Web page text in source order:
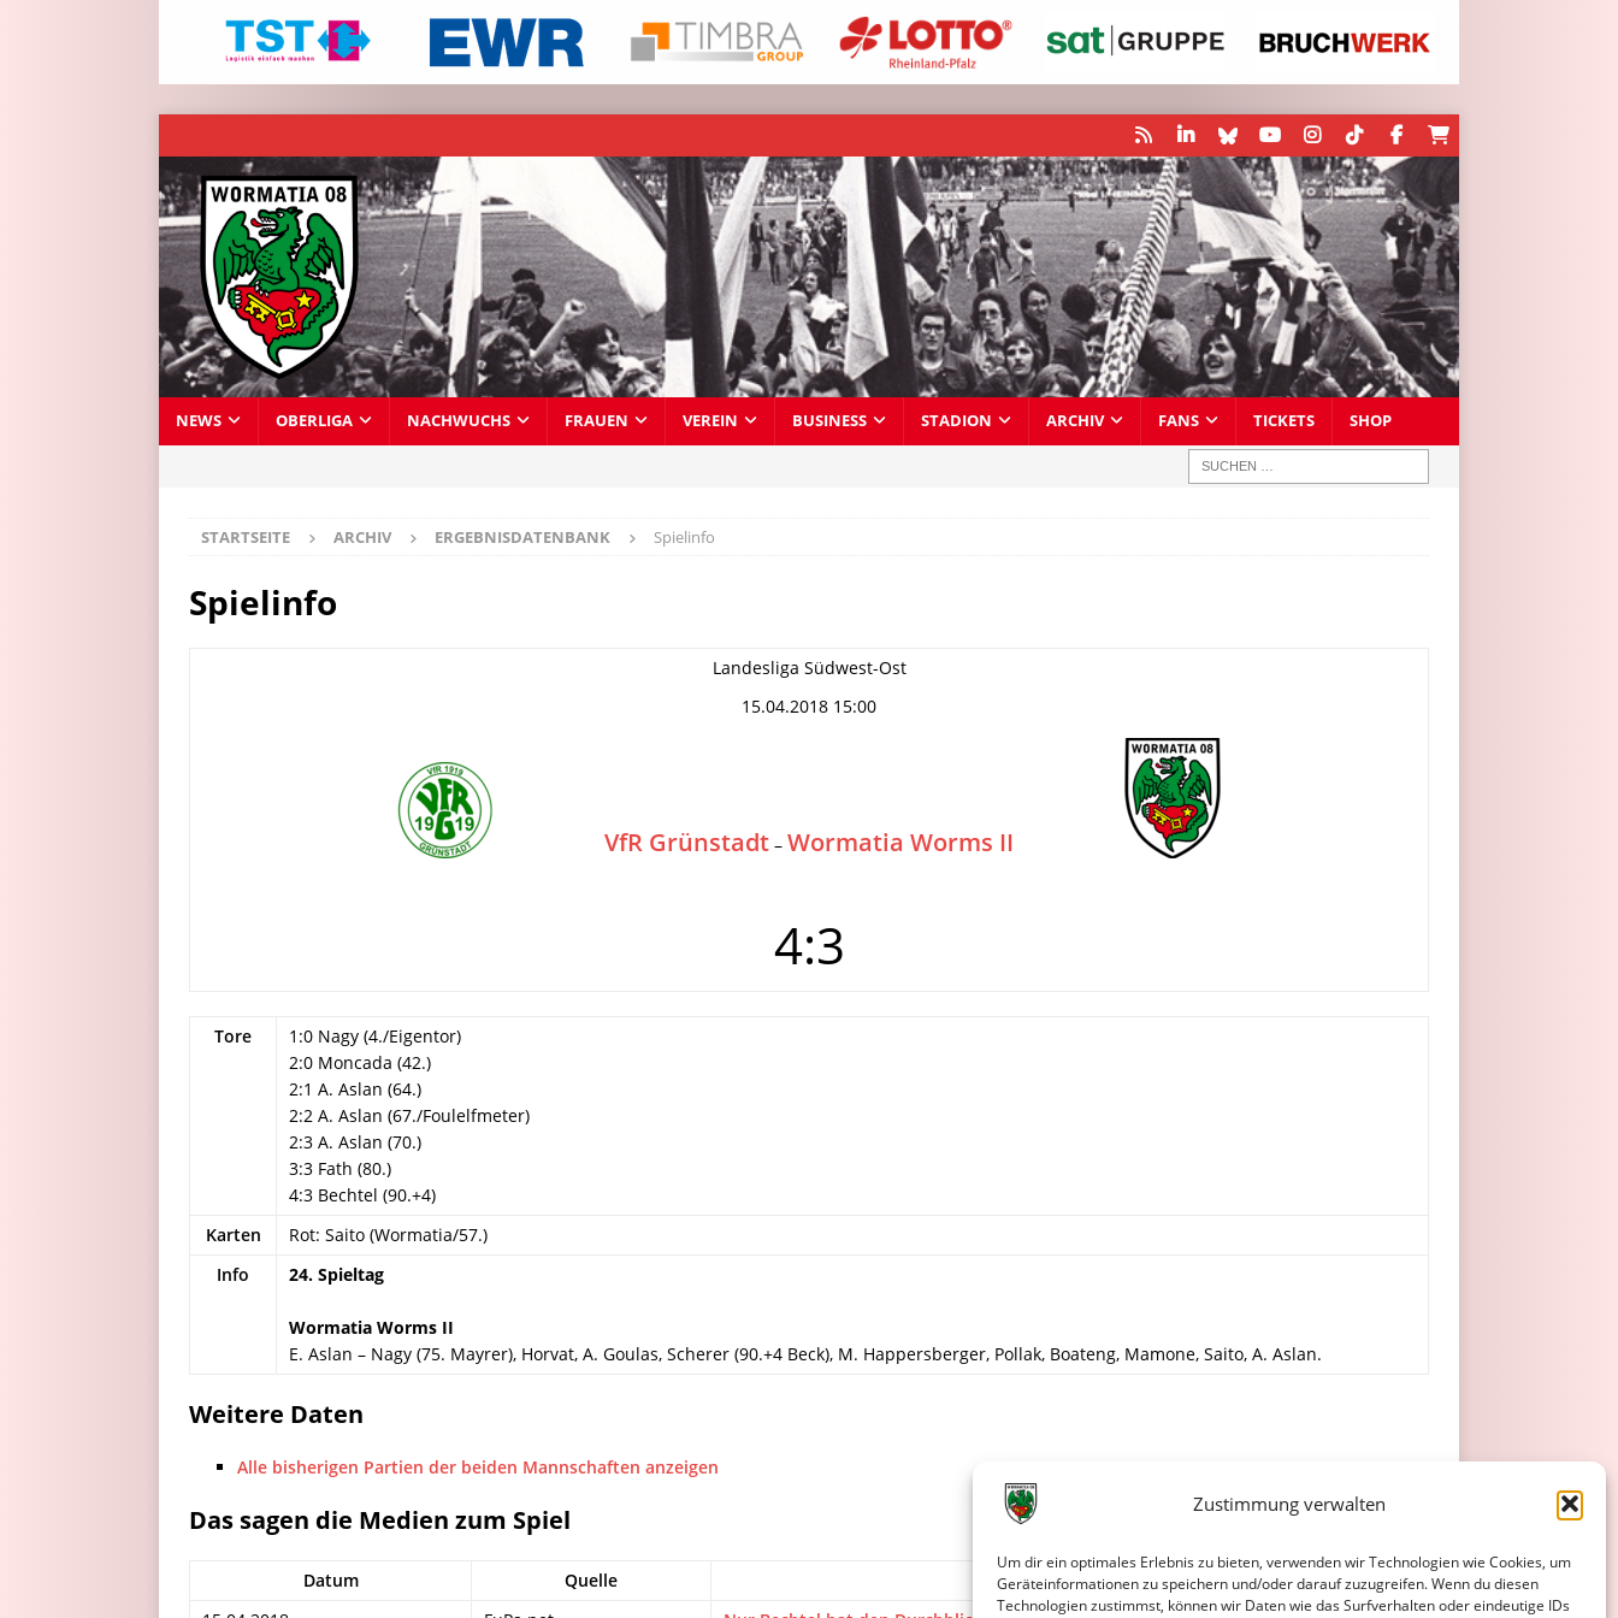
Zustimmung verwalten
Um dir ein optimales Erlebnis zu bieten, verwenden wir Technologien wie Cookies, um
Geräteinformationen zu speichern und/oder darauf zuzugreifen. Wenn du diesen
Technologien zustimmst, können wir Daten wie das Surfverhalten oder eindeutige IDs
NEWS OBERLIGA NACHWUCHS FRAUEN VEREIN BUSINESS STADION ARCHIV FANS TICKETS SHOP
STARTSEITE ARCHIV ERGEBNISDATENBANK Spielinfo
Spielinfo
Landesliga Südwest-Ost
15.04.2018 15:00
VfR Grünstadt – Wormatia Worms II
4:3
Tore
1:0 Nagy (4./Eigentor)
2:0 Moncada (42.)
2:1 A. Aslan (64.)
2:2 A. Aslan (67./Foulelfmeter)
2:3 A. Aslan (70.)
3:3 Fath (80.)
4:3 Bechtel (90.+4)
Karten
Rot: Saito (Wormatia/57.)
Info
24. Spieltag
Wormatia Worms II
E. Aslan – Nagy (75. Mayrer), Horvat, A. Goulas, Scherer (90.+4 Beck), M. Happersberger, Pollak, Boateng, Mamone, Saito, A. Aslan.
Weitere Daten
Alle bisherigen Partien der beiden Mannschaften anzeigen
Das sagen die Medien zum Spiel
Datum Quelle
Titel